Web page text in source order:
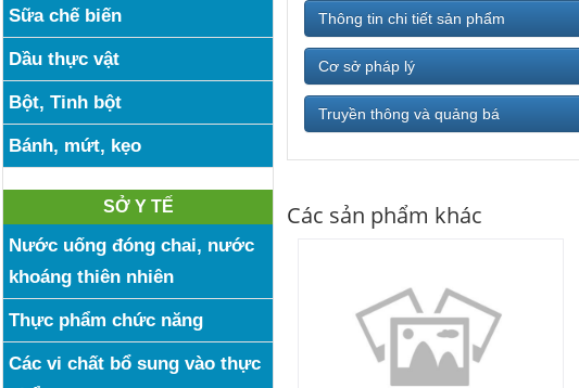
Sữa chế biến
Dầu thực vật
Bột, Tinh bột
Bánh, mứt, kẹo
SỞ Y TẾ
Nước uống đóng chai, nước
khoáng thiên nhiên
Thực phẩm chức năng
Các vi chất bổ sung vào thực
Thông tin chi tiết sản phẩm
Cơ sở pháp lý
Truyền thông và quảng bá
Các sản phẩm khác